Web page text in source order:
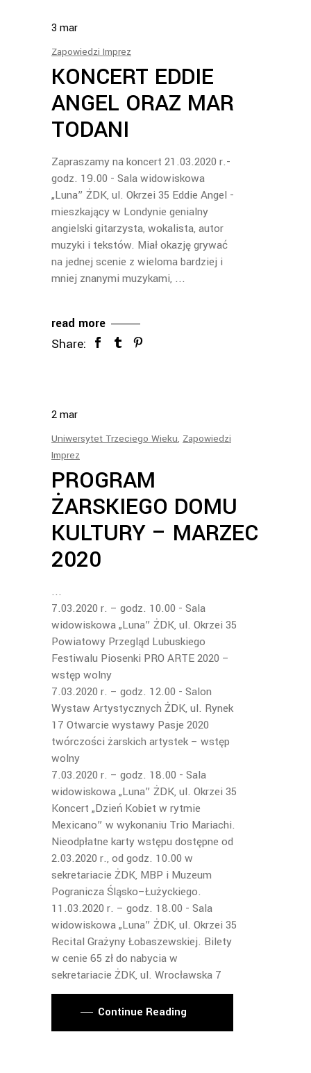
3 mar
Zapowiedzi Imprez
KONCERT EDDIE
ANGEL ORAZ MAR
TODANI
Zapraszamy na koncert 21.03.2020 r.-
godz. 19.00 - Sala widowiskowa
„Luna” ŻDK, ul. Okrzei 35 Eddie Angel -
mieszkający w Londynie genialny
angielski gitarzysta, wokalista, autor
muzyki i tekstów. Miał okazję grywać
na jednej scenie z wieloma bardziej i
mniej znanymi muzykami,
read more
Share:
2mar
Uniwersytet Trzeciego Wieku, Zapowiedzi
Imprez
PROGRAM
ŻARSKIEGO DOMU
KULTURY – MARZEC
2020
7.03.2020 r. – godz. 10.00 - Sala
widowiskowa „Luna” ŻDK, ul. Okrzei 35
Powiatowy Przegląd Lubuskiego
Festiwalu Piosenki PRO ARTE 2020 –
wstęp wolny
7.03.2020 r. – godz. 12.00 - Salon
Wystaw Artystycznych ŻDK, ul. Rynek
17 Otwarcie wystawy Pasje 2020
twórczości żarskich artystek – wstęp
wolny
7.03.2020 r. – godz. 18.00 - Sala
widowiskowa „Luna” ŻDK, ul. Okrzei 35
Koncert „Dzień Kobiet w rytmie
Mexicano” w wykonaniu Trio Mariachi.
Nieodpłatne karty wstępu dostępne od
2.03.2020 r., od godz. 10.00 w
sekretariacie ŻDK, MBP i Muzeum
Pogranicza Śląsko–Łużyckiego.
11.03.2020 r. – godz. 18.00 - Sala
widowiskowa „Luna” ŻDK, ul. Okrzei 35
Recital Grażyny Łobaszewskiej. Bilety
w cenie 65 zł do nabycia w
sekretariacie ŻDK, ul. Wrocławska 7
Continue Reading